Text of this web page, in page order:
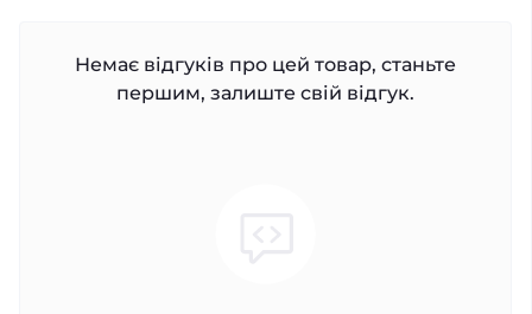
Немає відгуків про цей товар, станьте
першим, залиште свій відгук.